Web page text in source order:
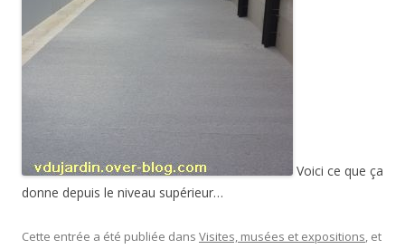
Voici ce que ça
donne depuis le niveau supérieur…
Cette entrée a été publiée dans Visites, musées et expositions, et